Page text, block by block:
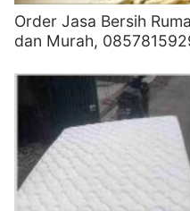
Order Jasa Bersih
dan Murah,